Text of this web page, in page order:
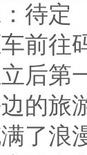
待定
前往
后第
的旅
了浪